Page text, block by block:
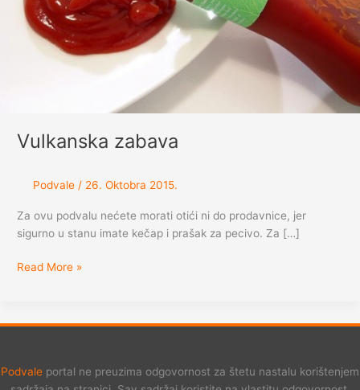
Vulkanska zabava
Podvale/ 26. Oktobra 2015.
Za ovu podvalu nećete morati otići ni do prodavnice, jer
sigurno u stanu imate kečap i prašak za pecivo. Za […]
Vulkanska
Read More »
Podvale portal ne preuzima odgovornost za štetu nastalu korištenjem